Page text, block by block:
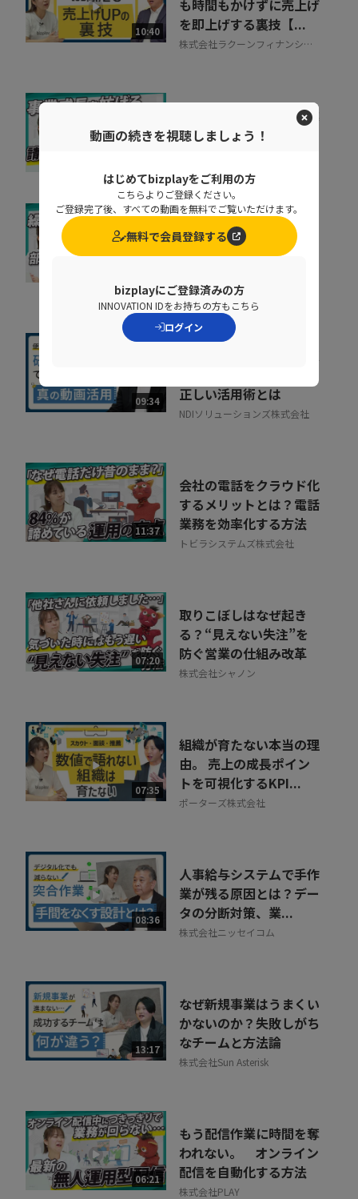
10:40
も時間もかけずに売上げ
を即上げする裏技【...
株式会社ラクーンフィナンシャ
督促に費やす時間を事業
成果に集中投下
なぜ部下は同じことを聞
くのか？質問対応の時間
NDIソリューションズ株式会社
09:34
社内に蔓延していた「便
正しい活用術とは
NDIソリューションズ株式会社
11:37
会社の電話をクラウド化
するメリットとは？電話
業務を効率化する方法
トビラシステムズ株式会社
07:20
取りこぼしはなぜ起き
る？“見えない失注”を
防ぐ営業の仕組み改革
株式会社シャノン
07:35
組織が育たない本当の理
由。 売上の成長ポイン
トを可視化するKPI...
ポーターズ株式会社
08:36
人事給与システムで手作
業が残る原因とは？デー
タの分断対策、業...
株式会社ニッセイコム
13:17
なぜ新規事業はうまくい
かないのか？失敗しがち
なチームと方法論
株式会社Sun Asterisk
06:21
もう配信作業に時間を奪
われない。 オンライン
配信を自動化する方法
株式会社PLAY
動画の続きを視聴しましょう！
はじめてbizplayをご利用の方
こちらよりご登録ください。
ご登録完了後、すべての動画を無料でご覧いただけます。
無料で会員登録する
bizplayにご登録済みの方
INNOVATION IDをお持ちの方もこちら
ログイン